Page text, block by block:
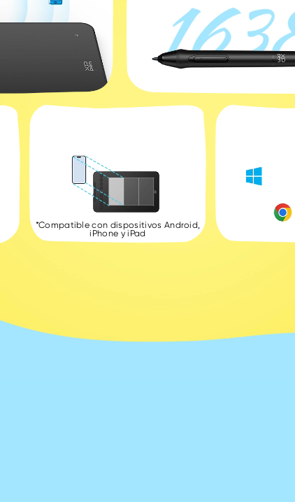
*Compatible con dispositivos Android,
iPhone y iPad